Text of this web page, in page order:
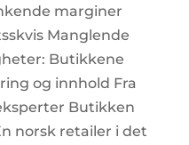
marginer
Manglende
Butikkene
og innhold Fra
Butikken
norsk retailer i det